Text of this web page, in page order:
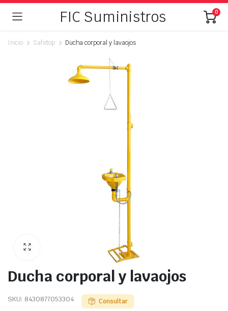
FIC Suministros 0
Inicio Safetop Ducha corporal y lavaojos
Ducha corporal y lavaojos
SKU: 8430877053304 Consultar